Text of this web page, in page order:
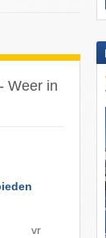
Weer in
vr